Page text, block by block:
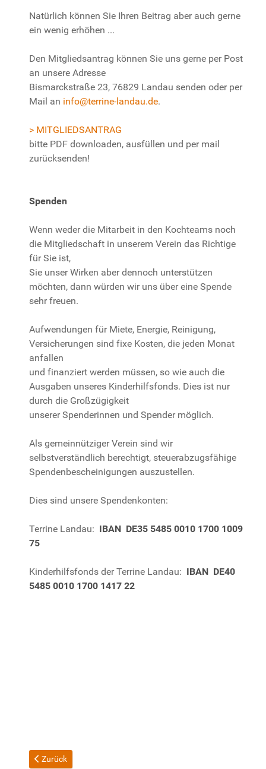
Natürlich können Sie Ihren Beitrag aber auch gerne
ein wenig erhöhen ...
Den Mitgliedsantrag können Sie uns gerne per Post
an unsere Adresse
Bismarckstraße 23, 76829 Landau senden oder per
Mail an info@terrine-landau.de.
> MITGLIEDSANTRAG
bitte PDF downloaden, ausfüllen und per mail
zurücksenden!
Spenden
Wenn weder die Mitarbeit in den Kochteams noch
die Mitgliedschaft in unserem Verein das Richtige
für Sie ist,
Sie unser Wirken aber dennoch unterstützen
möchten, dann würden wir uns über eine Spende
sehr freuen.
Aufwendungen für Miete, Energie, Reinigung,
Versicherungen sind fixe Kosten, die jeden Monat
anfallen
und finanziert werden müssen, so wie auch die
Ausgaben unseres Kinderhilfsfonds. Dies ist nur
durch die Großzügigkeit
unserer Spenderinnen und Spender möglich.
Als gemeinnütziger Verein sind wir
selbstverständlich berechtigt, steuerabzugsfähige
Spendenbescheinigungen auszustellen.
Dies sind unsere Spendenkonten:
Terrine Landau: IBAN DE35 5485 0010 1700 1009
75
Kinderhilfsfonds der Terrine Landau: IBAN DE40
5485 0010 1700 1417 22
Vorheriger Beitrag: Willkommen bei der "Terrine Landau"
Zurück